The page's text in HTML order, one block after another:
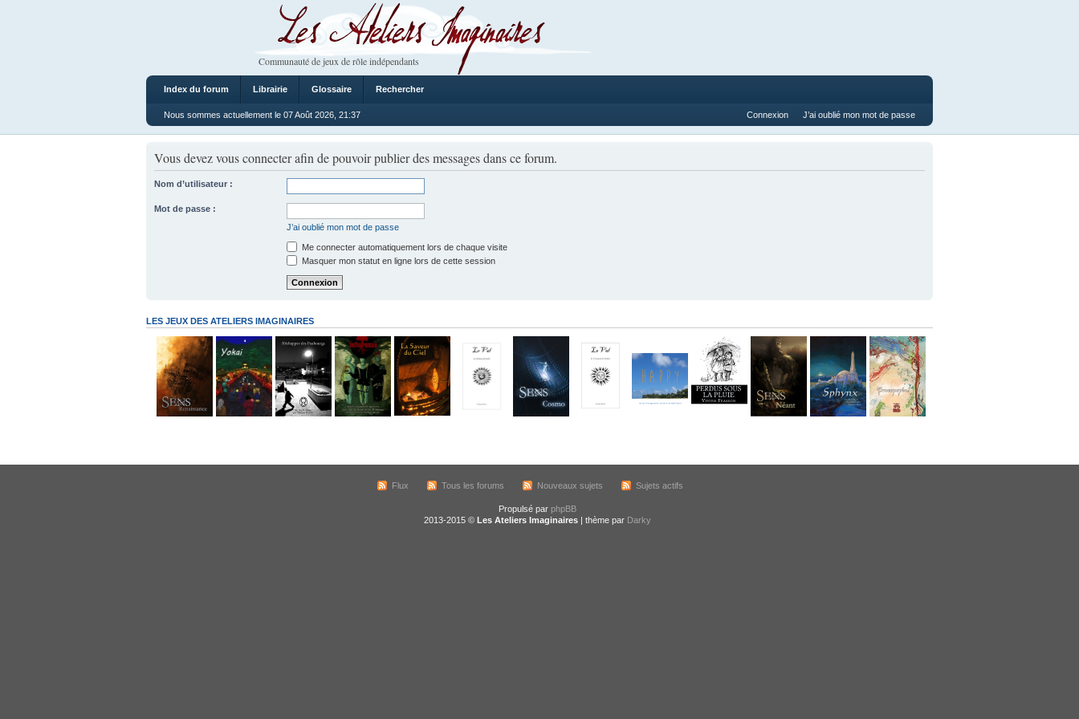
Les Ateliers Imaginaires
Communauté de jeux de rôle indépendants
Index du forum Librairie Glossaire Rechercher
Nous sommes actuellement le 07 Août 2026, 21:37 Connexion J’ai oublié mon mot de passe
Vous devez vous connecter afin de pouvoir publier des messages dans ce forum.
Nom d’utilisateur :
Mot de passe :
J’ai oublié mon mot de passe
Me connecter automatiquement lors de chaque visite
Masquer mon statut en ligne lors de cette session
LES JEUX DES ATELIERS IMAGINAIRES
Flux Tous les forums Nouveaux sujets Sujets actifs
Propulsé par phpBB
2013-2015 © Les Ateliers Imaginaires | thème par Darky